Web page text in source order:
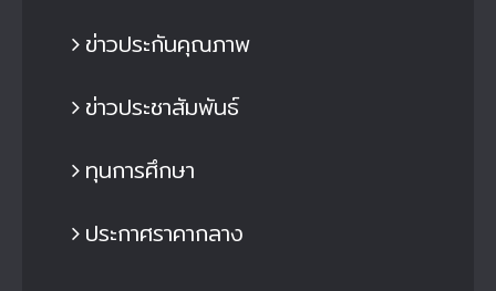
ข่าวประกันคุณภาพ
ข่าวประชาสัมพันธ์
ทุนการศึกษา
ประกาศราคากลาง